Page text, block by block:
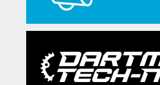
34,90 zł* 89,00 zł*